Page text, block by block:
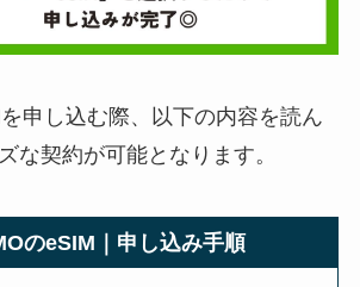
申し込む際、以下の内容を読ん
な契約が可能となります。
のeSIM｜申し込み手順